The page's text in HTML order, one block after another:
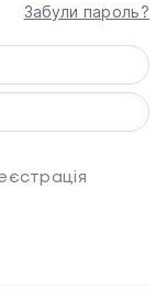
країни не
можете
Забули пароль?